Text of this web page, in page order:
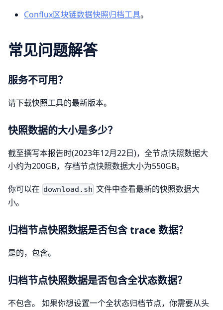
Conflux区块链数据快照归档工具。
常见问题解答
服务不可用？
请下载快照工具的最新版本。
快照数据的大小是多少？
截至撰写本报告时(2023年12月22日)，全节点快照数据大
小约为200GB，存档节点快照数据大小为550GB。
你可以在 download.sh 文件中查看最新的快照数据大
小。
归档节点快照数据是否包含 trace 数据？
是的，包含。
归档节点快照数据是否包含全状态数据？
不包含。 如果你想设置一个全状态归档节点，你需要从头